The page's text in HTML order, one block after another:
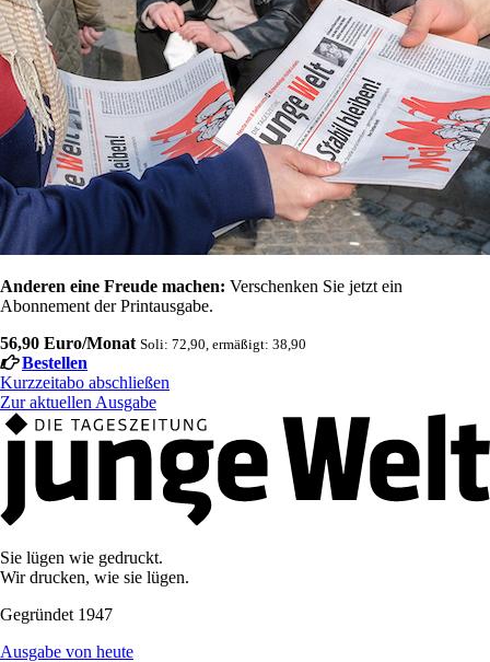
Anderen eine Freude machen: Verschenken Sie jetzt ein
Abonnement der Printausgabe.
56,90 Euro/Monat Soli: 72,90, ermäßigt: 38,90
Bestellen
Kurzzeitabo abschließen
Zur aktuellen Ausgabe
Sie lügen wie gedruckt.
Wir drucken, wie sie lügen.
Gegründet 1947
Ausgabe von heute